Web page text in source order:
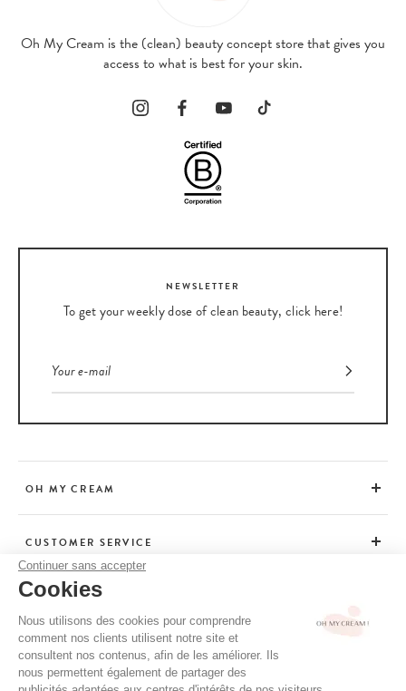
Continuer sans accepter
Cookies
Nous utilisons des cookies pour comprendre
comment nos clients utilisent notre site et
consultent nos contenus, afin de les améliorer. Ils
nous permettent également de partager des
Oh My Cream is the (clean) beauty concept store that gives you
access to what is best for your skin.
NEWSLETTER
To get your weekly dose of clean beauty, click here!
OH MY CREAM
CUSTOMER SERVICE
ADVICE
CGV / CGU
TERMS OF USE